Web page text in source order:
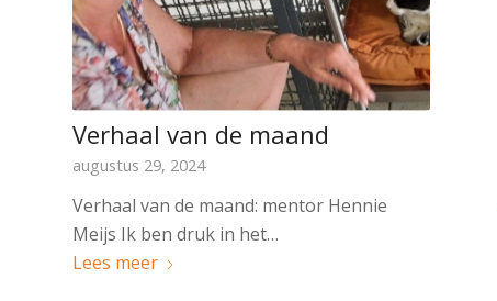
Verhaal van de maand
augustus 29, 2024
Verhaal van de maand: mentor Hennie
Meijs Ik ben druk in het…
Lees meer